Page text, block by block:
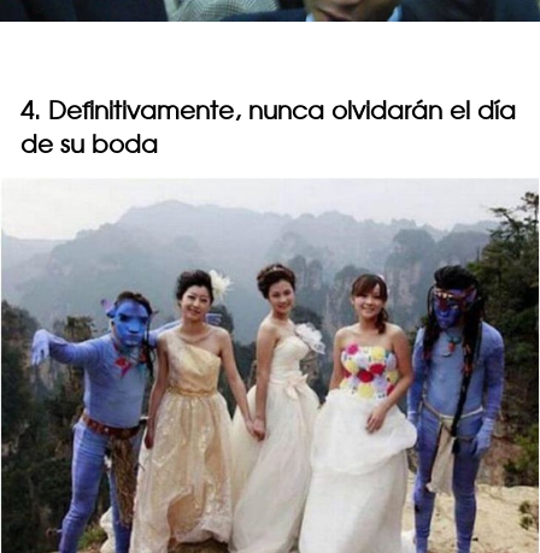
4. Definitivamente, nunca olvidarán el día
de su boda